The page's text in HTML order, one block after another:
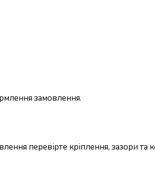
замовлення.
перевірте кріплення, зазори та